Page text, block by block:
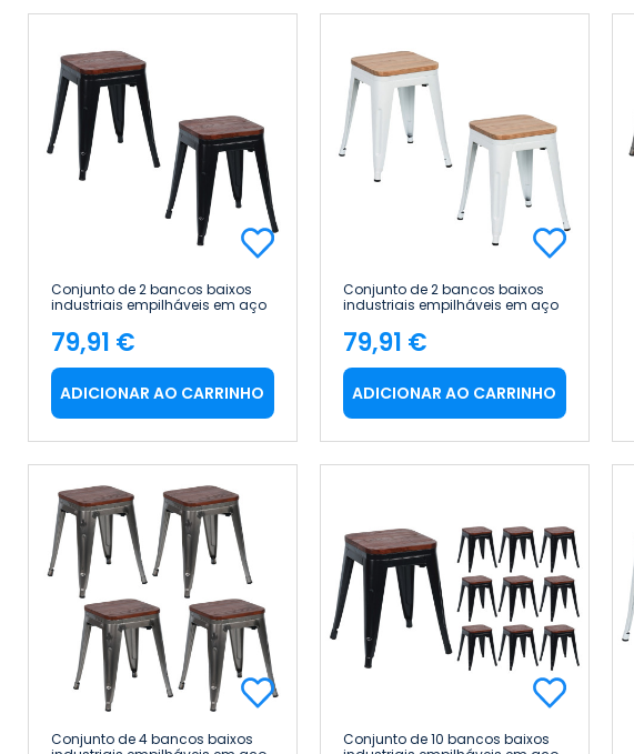
Conjunto de 2 bancos baixos
industriais empilháveis em aço
Thinia Home
Preço
79,91 €
ADICIONAR AO CARRINHO
Conjunto de 2 bancos baixos
industriais empilháveis em aço
Thinia Home
Preço
79,91 €
ADICIONAR AO CARRINHO
Conjunto de 4 bancos baixos
Conjunto de 10 bancos baixos